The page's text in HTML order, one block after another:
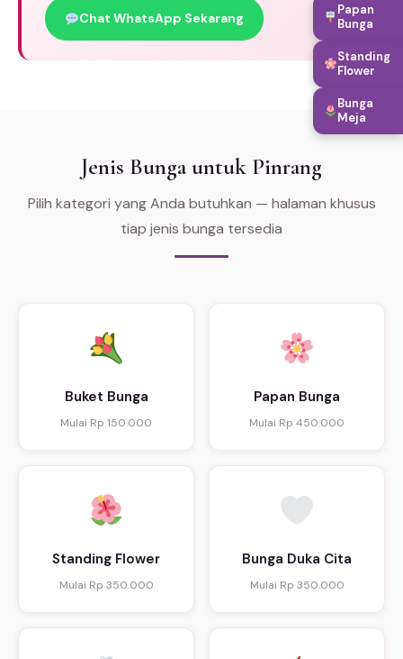
Chat WhatsApp Sekarang
Jenis Bunga untuk Pinrang
Pilih kategori yang Anda butuhkan — halaman khusus
tiap jenis bunga tersedia
Buket Bunga
Mulai Rp 150.000
Papan Bunga
Mulai Rp 450.000
Standing Flower
Mulai Rp 350.000
Bunga Duka Cita
Mulai Rp 350.000
Papan
Bunga
Standing
Flower
Bunga
Meja